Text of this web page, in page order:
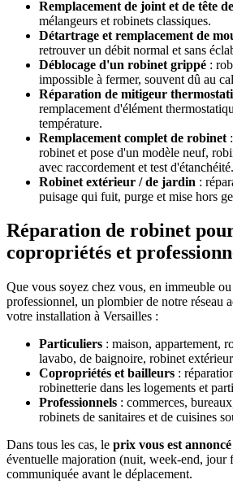
Remplacement de joint et de tête
mélangeurs et robinets classiques.
Détartrage et remplacement de
retrouver un débit normal et sans
Déblocage d'un robinet grippé :
impossible à fermer, souvent dû au
Réparation de mitigeur
remplacement d'élément
température.
Remplacement complet de robinet
robinet et pose d'un modèle neuf,
avec raccordement et test d'étanchéité.
Robinet extérieur / de jardin :
puisage qui fuit, purge et mise hors
Réparation de robinet
copropriétés et
Que vous soyez chez vous, en immeuble
professionnel, un plombier de notre réseau
votre installation à Versailles :
Particuliers : maison, appartement,
lavabo, de baignoire, robinet
Copropriétés et bailleurs :
robinetterie dans les logements et
Professionnels : commerces,
robinets de sanitaires et de cuisines
Dans tous les cas, le prix vous est
éventuelle majoration (nuit, week-end, jour
communiquée avant le déplacement.